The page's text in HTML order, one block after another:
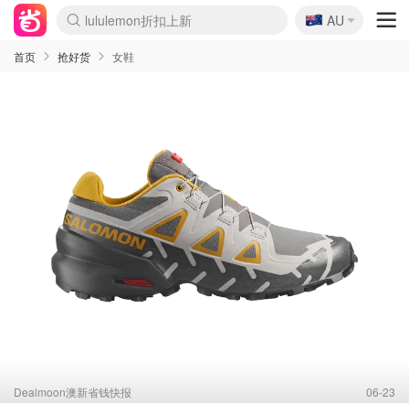
lululemon折扣上新
Sasa美妆护肤3.5折
SSENSE年中2.5折
FreshBeauty好价汇总
Cettire降价+叠9折
WWS Coles超市实拍
viagogo二手票捡漏
Myer超级周末
The Outnet奢牌1折起
David Jones 3折起
Flannels大牌1折
Perfumes Club护肤1折
AMIRO面罩$251
Amazon折扣汇总
eToro入金$200送$50
Amazon数码好物
ICONIC本周7.5折
ThedoubleF高奢地板价
Moose Knuckles 6折
丝芙兰5折起
EUFY摄像头$98
Selenichast首饰2折
Trip机票酒店促销
YSL送5件彩妆礼
Amazon家居好物
Amazon美妆护肤
雅漾大喷$8
过敏原检测盒$33
伊索独家赠50ml沐浴露
科颜氏高保湿面霜$29
SEALIFE海洋馆门票6折
丝塔芙大白罐$16
订阅Newsletter送香薰
Cult Beauty 6.8折
Harrods圣诞日历$525
LN-CC奢牌私促3折
d'Alba空姐喷雾$16
EVE LOM套装£56
Bernardelli独家4折
Adore Beauty 6折起
CT圣诞日历
Mytheresa奢品2.7折
Luxury Escapes 9折
Currentbody美容仪$881
MOON Garden Live
Roborock扫地机$649
Tingo Life水杯$24
Valentino官网5折
CR洗护套装$23
修丽可4件套$159
Myer彩妆2件7折
GANNI官网4.5折
Stylevana韩妆4折
Tessabit高奢8.5折
OGX洗发水$11
Amazon阿德莱德次日达
卡诗8.5折+赠礼
Philips Hue灯具8折
🇦🇺
AU
首页 抢好货 女鞋
Dealmoon澳新省钱快报 06-23